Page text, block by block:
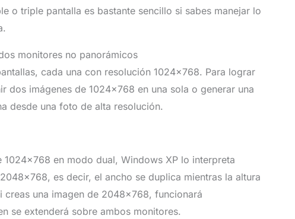
o triple pantalla es bastante sencillo si sabes manejar lo
monitores no panorámicos
cada una con resolución 1024×768. Para lograr
dos imágenes de 1024×768 en una sola o generar una
desde una foto de alta resolución.
1024×768 en modo dual, Windows XP lo interpreta
es decir, el ancho se duplica mientras la altura
creas una imagen de 2048×768, funcionará
se extenderá sobre ambos monitores.